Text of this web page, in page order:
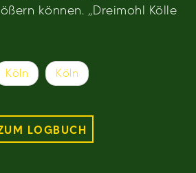
können. „Dreimohl Kölle
Köln Köln
LOGBUCH